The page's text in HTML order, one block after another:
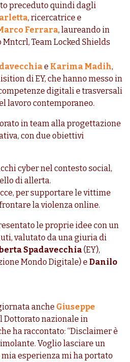
preceduto quindi dagli
, ricercatrice e
Ferrara, laureando in
Team Locked Shields
e Karima Madih,
di EY, che hanno messo in
digitali e trasversali
lavoro contemporaneo.
in team alla progettazione
con due obiettivi
cyber nel contesto social,
di allerta.
per supportare le vittime
la violenza online.
le proprie idee con un
valutato da una giuria di
Spadavecchia(EY),
Mondo Digitale) e Danilo
anche Giuseppe
Dottorato nazionale in
ha raccontato: “Disclaimer è
Voglio lasciare un
esperienza mi ha portato